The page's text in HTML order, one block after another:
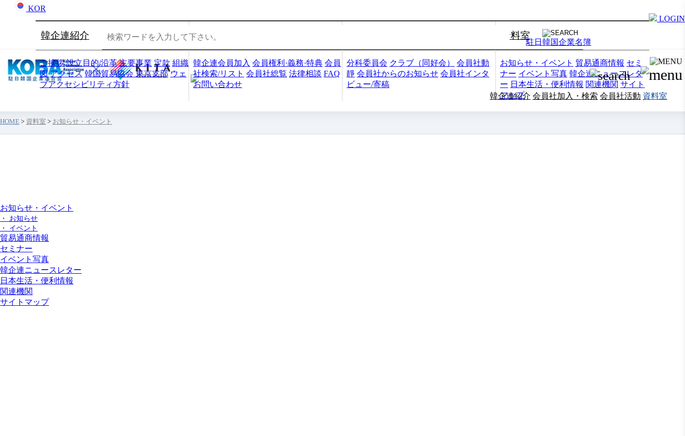
韓企連紹介
ご挨拶 設立目的/沿革 主要事業 定款 組織
図 アクセス 韓国貿易協会 東京支部 ウェ
ブアクセシビリティ方針
会員社加入・検索
韓企連会員加入 会員権利·義務·特典 会員
社検索/リスト 会員社総覧 法律相談 FAQ
お問い合わせ
分科委員会 クラブ（同好会）
会員社動
靜 会員社からのお知らせ 会員社インタ
ビュー/寄稿
資料室
お知らせ・イベント 貿易通商情報 セミ
ナー イベント写真 韓企連ニュースレタ
ー 日本生活・便利情報 関連機関 サイト
マップ
駐日韓国企業名簿
KOR
LOGIN
韓企連紹介 会員社加入・検索 会員社活動 資料室
HOME > 資料室 > お知らせ・イベント
お知らせ・イベント
・ お知らせ
・ イベント
貿易通商情報
セミナー
イベント写真
韓企連ニュースレター
日本生活・便利情報
関連機関
サイトマップ